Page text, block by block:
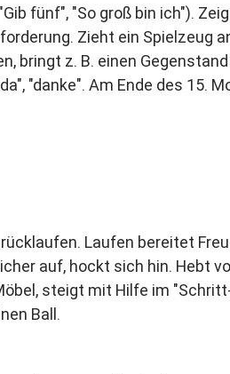
fünf", "So groß bin ich").
Zieht ein Spielzeug
bringt z. B. einen
"danke". Am Ende des 15.
Laufen bereitet
auf, hockt sich hin. Hebt
steigt mit Hilfe im
Ball.